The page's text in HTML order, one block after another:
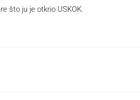
što ju je otkrio USKOK.